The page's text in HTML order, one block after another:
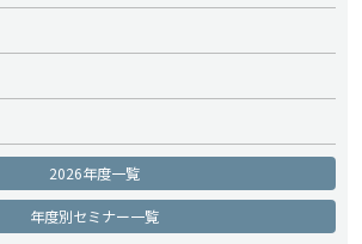
2026年度一覧
年度別セミナー一覧